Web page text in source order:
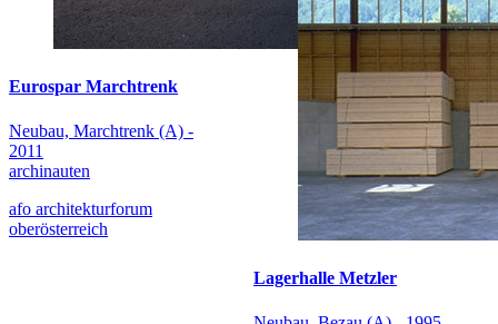
Eurospar Marchtrenk
Neubau, Marchtrenk (A) -
2011
archinauten
afo architekturforum
oberösterreich
Lagerhalle Metzler